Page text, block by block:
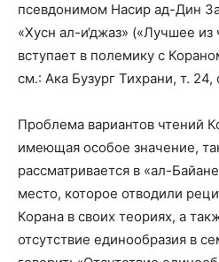
псевдонимом Насир ад-Дин
«Хусн ал-и‘джаз» («Лучшее из
вступает в полемику с
см.: Ака Бузург Тихрани, т. 24,
Проблема вариантов чтений
имеющая особое значение,
рассматривается в «ал-
место, которое отводили
Корана в своих теориях, а
отсутствие единообразия в